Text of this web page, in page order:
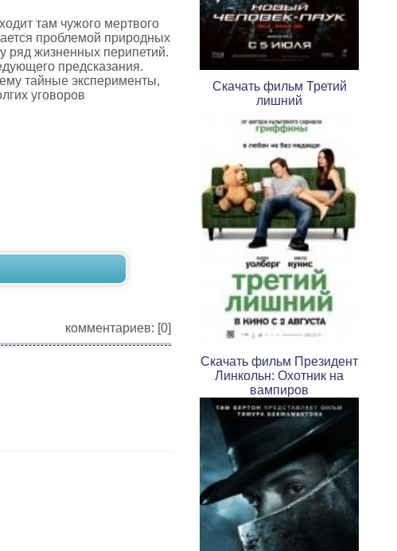
там чужого мертвого
проблемой природных
ряд жизненных перипетий.
предсказания.
тайные эксперименты,
уговоров
комментариев: [0]
Скачать фильм Третий
лишний
Скачать фильм Президент
Линкольн: Охотник на
вампиров